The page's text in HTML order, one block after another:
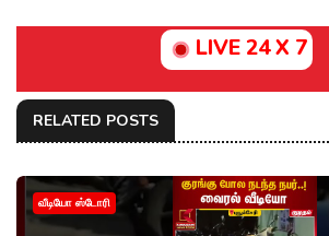
LIVE 24 X 7
RELATED POSTS
வீடியோ ஸ்டோரி